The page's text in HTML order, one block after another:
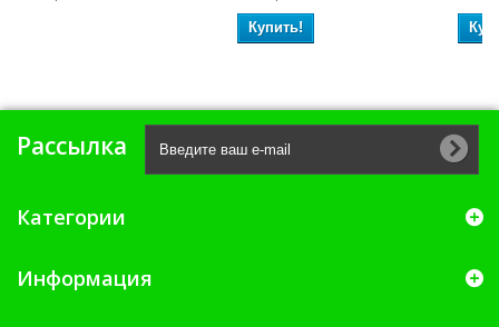
Купить!
Рассылка
Категории
Информация